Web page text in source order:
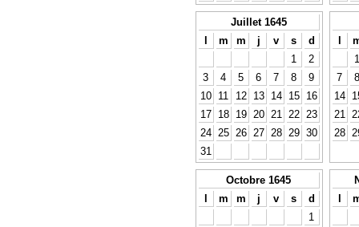
Juillet 1645
l
m m j v s
d
1
2
3
4 5 6 7 8
9
10
11 12 13 14 15
16
17
18 19 20 21 22
23
24
25 26 27 28 29 30
31
l
1
7
8
14
21
28
Octobre 1645
l
m m j v s
d
1
l